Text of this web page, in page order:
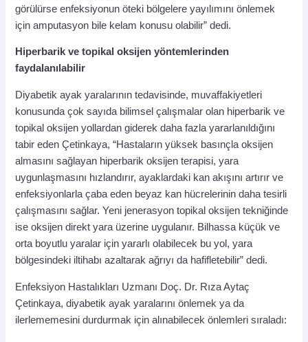
görülürse enfeksiyonun öteki bölgelere yayılımını önlemek
için amputasyon bile kelam konusu olabilir” dedi.
Hiperbarik ve topikal oksijen yöntemlerinden
faydalanılabilir
Diyabetik ayak yaralarının tedavisinde, muvaffakiyetleri
konusunda çok sayıda bilimsel çalışmalar olan hiperbarik ve
topikal oksijen yollardan giderek daha fazla yararlanıldığını
tabir eden Çetinkaya, “Hastaların yüksek basınçla oksijen
almasını sağlayan hiperbarik oksijen terapisi, yara
uygunlaşmasını hızlandırır, ayaklardaki kan akışını artırır ve
enfeksiyonlarla çaba eden beyaz kan hücrelerinin daha tesirli
çalışmasını sağlar. Yeni jenerasyon topikal oksijen tekniğinde
ise oksijen direkt yara üzerine uygulanır. Bilhassa küçük ve
orta boyutlu yaralar için yararlı olabilecek bu yol, yara
bölgesindeki iltihabı azaltarak ağrıyı da hafifletebilir” dedi.
Enfeksiyon Hastalıkları Uzmanı Doç. Dr. Rıza Aytaç
Çetinkaya, diyabetik ayak yaralarını önlemek ya da
ilerlememesini durdurmak için alınabilecek önlemleri sıraladı: